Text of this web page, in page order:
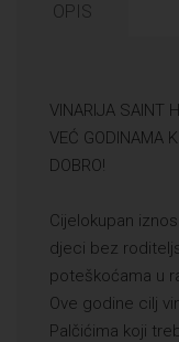
OPIS
VINARIJA SAINT
VEĆ GODINAMA
DOBRO!
Cijelokupan
djeci bez
poteškoćama u
Ove godine cilj
Palčićima koji